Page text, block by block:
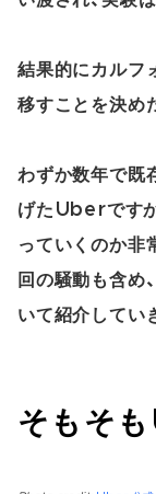
結果的にカルフ
移すことを決め
わずか数年で既
げたUberです
っていくのか非
回の騒動も含め
いて紹介してい
そもそ